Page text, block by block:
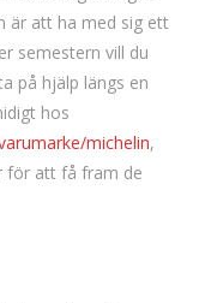
är att ha med sig ett
semestern vill du
på hjälp längs en
hos
michelin,
för att få fram de